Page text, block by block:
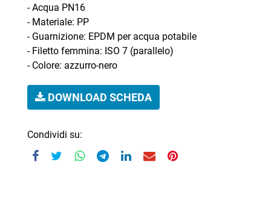
- Acqua PN16
- Materiale: PP
- Guarnizione: EPDM per acqua potabile
- Filetto femmina: ISO 7 (parallelo)
- Colore: azzurro-nero
DOWNLOAD SCHEDA
Condividi su: